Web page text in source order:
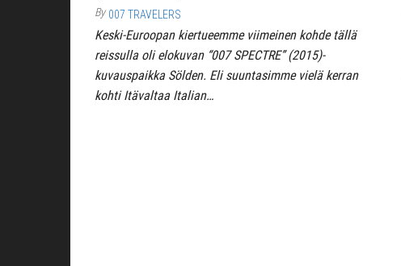
By 007 TRAVELERS
Keski-Euroopan kiertueemme viimeinen kohde tällä
reissulla oli elokuvan “007 SPECTRE” (2015)-
kuvauspaikka Sölden. Eli suuntasimme vielä kerran
kohti Itävaltaa Italian…